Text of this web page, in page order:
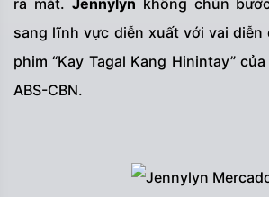
sang lĩnh vực diễn xuất với vai
phim “Kay Tagal Kang Hinintay”
ABS-CBN.